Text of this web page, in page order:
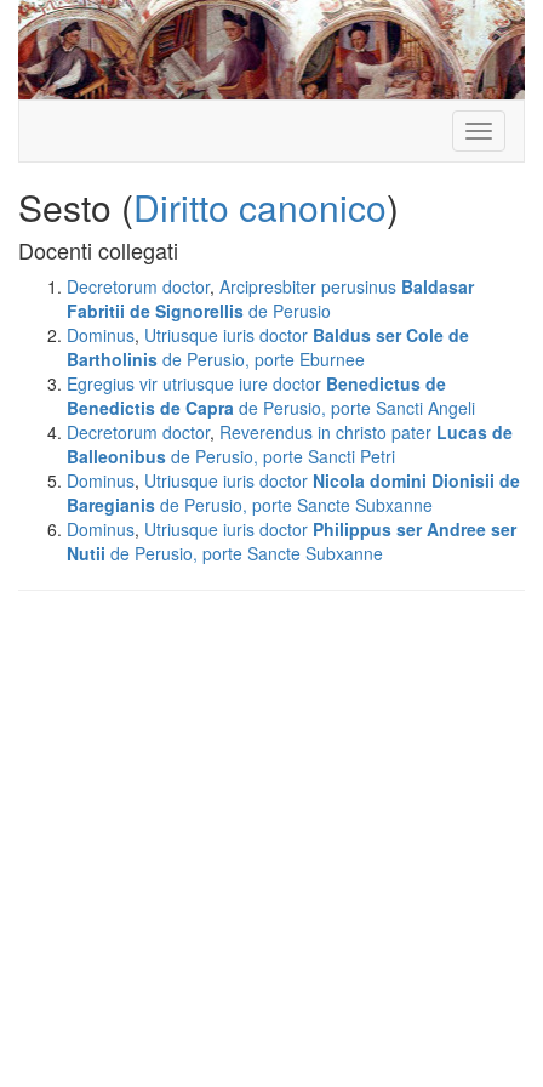
Toggle
Sesto (Diritto canonico)
Docenti collegati
Decretorum doctor, Arcipresbiter perusinus Baldasar
Fabritii de Signorellis de Perusio
Dominus, Utriusque iuris doctor Baldus ser Cole de
Bartholinis de Perusio, porte Eburnee
Egregius vir utriusque iure doctor Benedictus de
Benedictis de Capra de Perusio, porte Sancti Angeli
Decretorum doctor, Reverendus in christo pater Lucas de
Balleonibus de Perusio, porte Sancti Petri
Dominus, Utriusque iuris doctor Nicola domini Dionisii de
Baregianis de Perusio, porte Sancte Subxanne
Dominus, Utriusque iuris doctor Philippus ser Andree ser
Nutii de Perusio, porte Sancte Subxanne